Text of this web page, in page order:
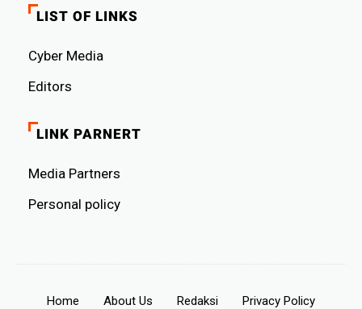
LIST OF LINKS
Cyber ​​Media
Editors
LINK PARNERT
Media Partners
Personal policy
Home About Us Redaksi Privacy Policy